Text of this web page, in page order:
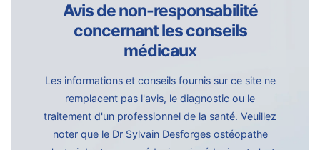
Avis de non-responsabilité
concernant les conseils
médicaux
Les informations et conseils fournis sur ce site ne
remplacent pas l'avis, le diagnostic ou le
traitement d'un professionnel de la santé. Veuillez
noter que le Dr Sylvain Desforges ostéopathe